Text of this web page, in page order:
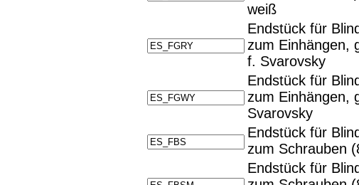
weiß
Endstück für
zum Einhängen,
f. Svarovsky
Endstück für
zum Einhängen,
Svarovsky
Endstück für
zum Schrauben
Endstück für